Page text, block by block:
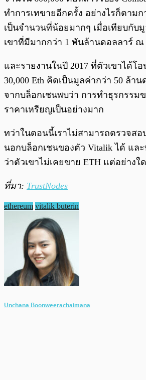
ทำการเทขายอีกครั้ง อย่างไรก็ตามก
เป็นจำนวนที่น้อยมากๆ เมื่อเทียบกับ
เขาที่มีมากกว่า 1 พันล้านดอลลาร์
และรายงานในปี 2017 ที่ตัวเขาได้โ
30,000 Eth คิดเป็นมูลค่ากว่า 50 ล้า
จากบล็อกเชนพบว่า การทำธุรกรรม
ราคาเหรียญเป็นอย่างมาก
ทว่าในตอนนี้เราไม่สามารถตรวจสอ
นอกบล็อกเชนของตัว Vitalik ได้ แล
ว่าตัวเขาไม่เคยขาย ETH แต่อย่างใด
ที่มา: TrustNodes
ethereum vitalik buterin
Unchana Boonweerachaimana